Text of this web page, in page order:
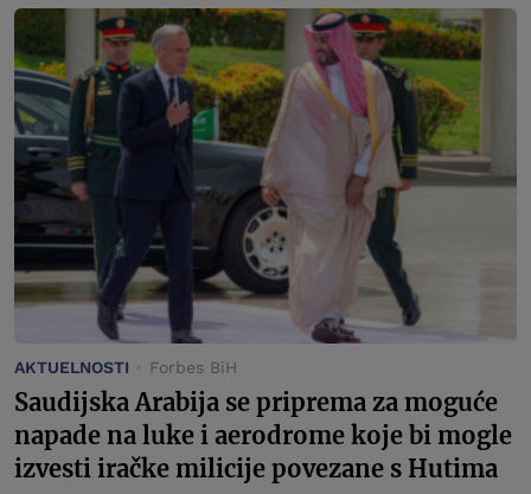
AKTUELNOSTI Forbes BiH
Saudijska Arabija se priprema za moguće
napade na luke i aerodrome koje bi mogle
izvesti iračke milicije povezane s Hutima